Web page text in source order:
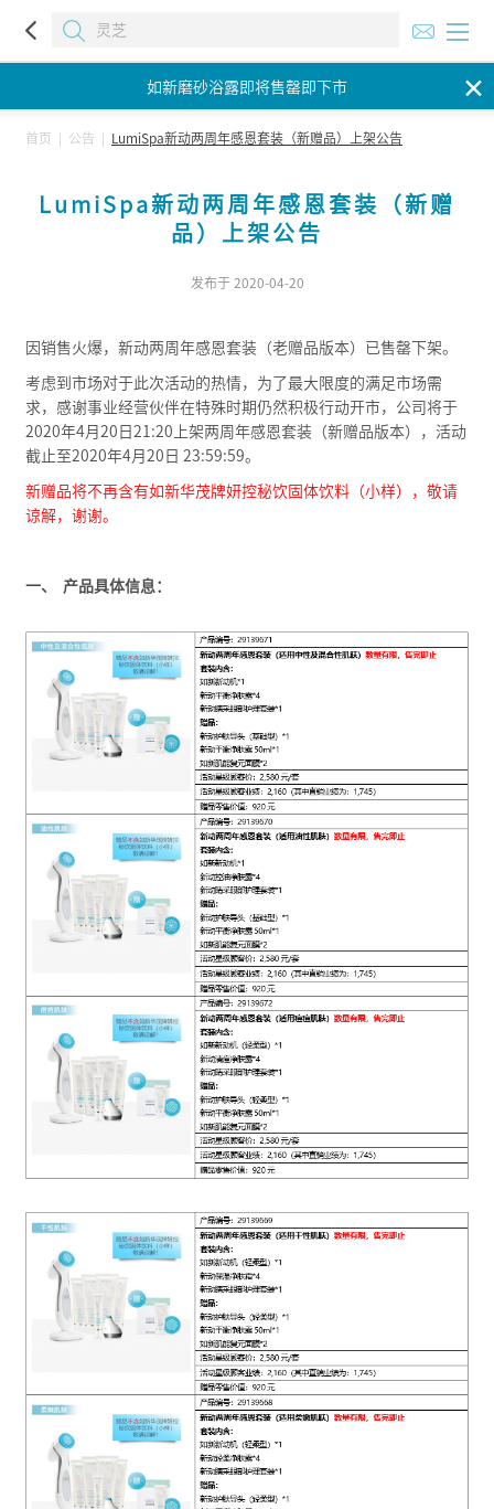
✕
如新磨砂浴露即将售罄即下市
如新磨砂浴露即将售罄即下市
首页 公告 LumiSpa新动两周年感恩套装（新赠品）上架公告
LumiSpa新动两周年感恩套装（新赠
品）上架公告
发布于 2020-04-20
因销售火爆，新动两周年感恩套装（老赠品版本）已售罄下架。
考虑到市场对于此次活动的热情，为了最大限度的满足市场需
求，感谢事业经营伙伴在特殊时期仍然积极行动开市，公司将于
2020年4月20日21:20上架两周年感恩套装（新赠品版本），活动
截止至2020年4月20日 23:59:59。
新赠品将不再含有如新华茂牌妍控秘饮固体饮料（小样），敬请
谅解，谢谢。
一、 产品具体信息：